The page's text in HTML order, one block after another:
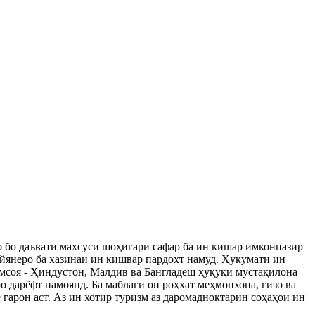
даъвати махсуси шоҳигарӣ сафар ба ин кишар имконпазир
ба хазинаи ин кишвар пардохт намуд. Ҳукумати ин
- Ҳиндустон, Малдив ва Бангладеш ҳуқуқи мустақилона
намоянд. Ба маблағи он роҳхат меҳмонхона, ғизо ва
аст. Аз ин хотир туризм аз даромадноктарин соҳаҳои ин